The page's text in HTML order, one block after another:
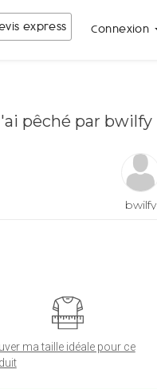
express Connexion
pêché par bwilfy
bwilfy
ma taille idéale pour ce